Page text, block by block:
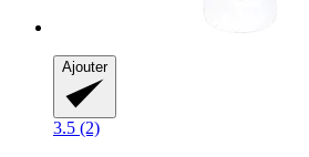
Ajouter
3.5 (2)